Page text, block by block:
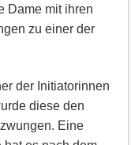
Dame mit ihren
zu einer der
der Initiatorinnen
diese den
Eine